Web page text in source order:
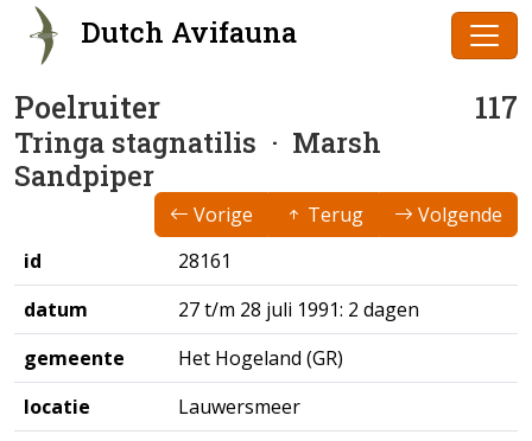
Dutch Avifauna
Poelruiter 117
Tringa stagnatilis · Marsh
Sandpiper
Vorige Terug
Volgende
id
28161
datum
27 t/m 28 juli 1991: 2 dagen
gemeente
Het Hogeland (GR)
locatie
Lauwersmeer